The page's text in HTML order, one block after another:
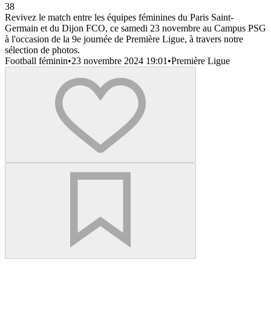
38
Revivez le match entre les équipes féminines du Paris Saint-
Germain et du Dijon FCO, ce samedi 23 novembre au Campus PSG
à l'occasion de la 9e journée de Première Ligue, à travers notre
sélection de photos.
Football féminin•23 novembre 2024 19:01 •Première Ligue